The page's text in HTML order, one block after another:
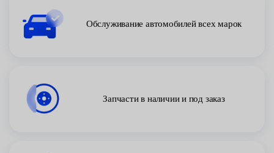
Обслуживание автомобилей всех марок
Запчасти в наличии и под заказ